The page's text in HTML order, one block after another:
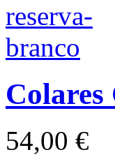
Colares
54,00 €